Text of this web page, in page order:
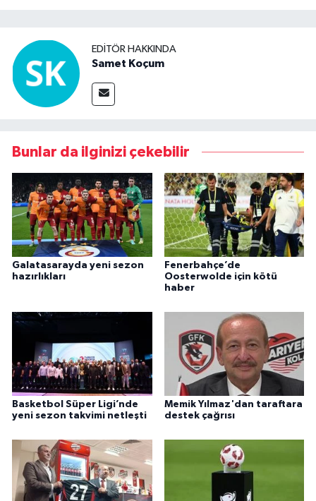
EDITÖR HAKKINDA
Samet Koçum
Bunlar da ilginizi çekebilir
Galatasarayda yeni sezon
hazırlıkları
Fenerbahçe’de
Oosterwolde için kötü
haber
Basketbol Süper Ligi’nde
yeni sezon takvimi netleşti
Memik Yılmaz'dan taraftara
destek çağrısı